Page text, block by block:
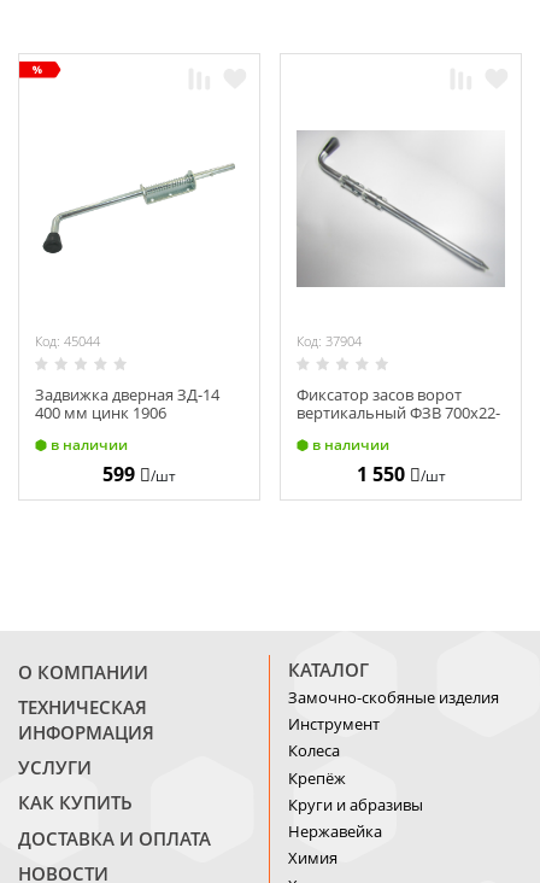
Код: 45044
Задвижка дверная ЗД-14
400 мм цинк 1906
в наличии
599 /шт
Код: 37904
Фиксатор засов ворот
вертикальный ФЗВ 700х22-
в наличии
1 550 /шт
О КОМПАНИИ
ТЕХНИЧЕСКАЯ
ИНФОРМАЦИЯ
УСЛУГИ
КАК КУПИТЬ
ДОСТАВКА И ОПЛАТА
НОВОСТИ
КАТАЛОГ
Замочно-скобяные изделия
Инструмент
Колеса
Крепёж
Круги и абразивы
Нержавейка
Химия